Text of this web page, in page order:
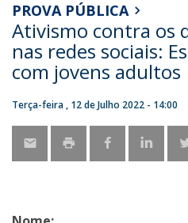
PROVA PÚBLICA
Ativismo contra os
nas redes sociais:
com jovens adultos
Terça-feira , 12 de Julho 2022 - 14:00